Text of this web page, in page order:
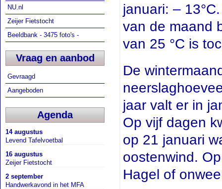
NU.nl
Zeijer Fietstocht
Beeldbank - 3475 foto's -
Vraag en aanbod
Gevraagd
Aangeboden
Agenda
14 augustus
Levend Tafelvoetbal
16 augustus
Zeijer Fietstocht
2 september
Handwerkavond in het MFA
januari: –
van de maand
van 25 °C is
De
jaar valt er in
Op vijf dagen
op 21 januari
oostenwind.
Hagel of